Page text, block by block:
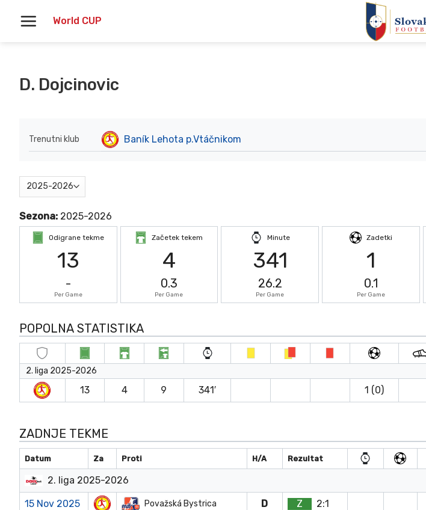
World CUP
D. Dojcinovic
Trenutni klub Baník Lehota p.Vtáčnikom
Sezona: 2025-2026
Odigrane tekme
13
-
Per Game
Začetek tekem
4
0.3
Per Game
Minute
341
26.2
Per Game
Zadetki
1
0.1
Per Game
POPOLNA STATISTIKA
2. liga 2025-2026
13 4 9 341′ 1 (0)
ZADNJE TEKME
Datum Za Proti H/A Rezultat
2. liga 2025-2026
15 Nov 2025 Považská Bystrica D Z 2:1